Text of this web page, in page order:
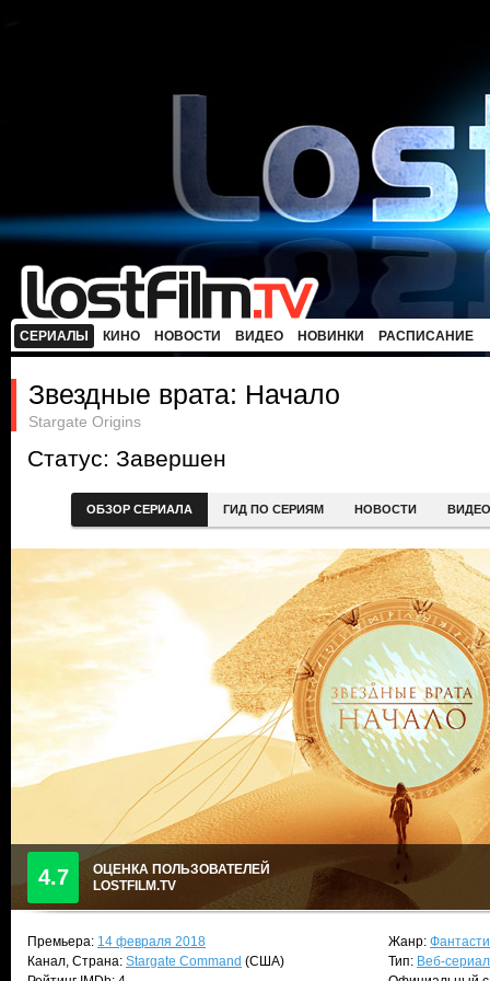
СЕРИАЛЫ КИНО НОВОСТИ ВИДЕО НОВИНКИ РАСПИСАНИЕ
Звездные врата: Начало
Stargate Origins
Статус: Завершен
ОБЗОР СЕРИАЛА ГИД ПО СЕРИЯМ НОВОСТИ ВИДЕО
4.7
ОЦЕНКА ПОЛЬЗОВАТЕЛЕЙ
LOSTFILM.TV
Премьера: 14 февраля 2018
Канал, Страна: Stargate Command (США)
Жанр:
Тип: Веб-сериал